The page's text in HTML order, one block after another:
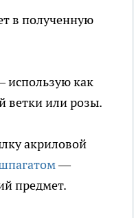
в полученную
использую как
ветки или розы.
акриловой
—
предмет.